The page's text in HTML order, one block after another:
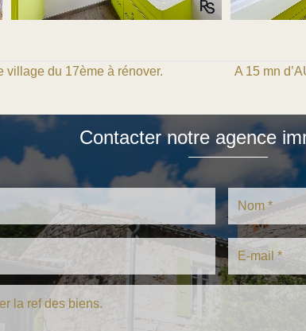
du 17ème à rénover.
A 15 mn
Contacter notre agence